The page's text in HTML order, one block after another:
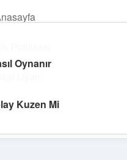
Rehberi
zekice fikirler!
Oynanır
Kuzen Mi